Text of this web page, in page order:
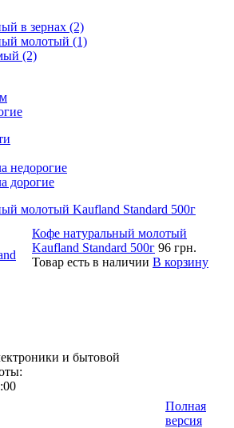
в зернах (2)
молотый (1)
(2)
недорогие
дорогие
молотый Kaufland Standard 500г
Кофе натуральный молотый
Kaufland Standard 500г 96 грн.
Товар есть в наличии В корзину
и бытовой
Полная
версия